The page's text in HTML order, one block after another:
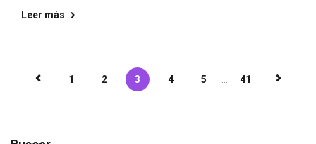
Leer más
1 2 3 4 5 41